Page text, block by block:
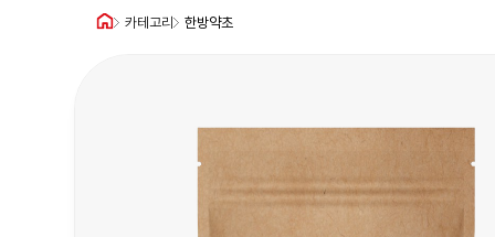
카테고리 한방약초